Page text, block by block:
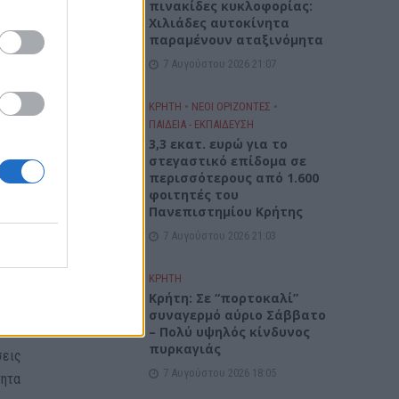
πινακίδες κυκλοφορίας:
Χιλιάδες αυτοκίνητα
παραμένουν αταξινόμητα
7 Αυγούστου 2026 21:07
ΚΡΗΤΗ • ΝΕΟΙ ΟΡΙΖΟΝΤΕΣ •
ΠΑΙΔΕΙΑ - ΕΚΠΑΙΔΕΥΣΗ
3,3 εκατ. ευρώ για το
στεγαστικό επίδομα σε
περισσότερους από 1.600
φοιτητές του
Πανεπιστημίου Κρήτης
7 Αυγούστου 2026 21:03
ΚΡΗΤΗ
Κρήτη: Σε “πορτοκαλί”
συναγερμό αύριο Σάββατο
– Πολύ υψηλός κίνδυνος
πυρκαγιάς
7 Αυγούστου 2026 18:05